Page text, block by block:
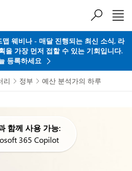
웨비나 - 매달 진행되는 최신 소식, 라
을 가장 먼저 접할 수 있는 기회입니다.
등록하세요
리  정부  예산 분석가의 하루
함께 사용 가능:
365 Copilot